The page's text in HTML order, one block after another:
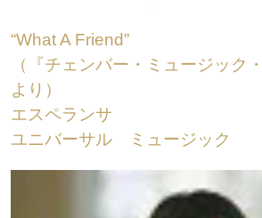
“What A Friend”
（『チェンバー・ミュージック
より）
エスペランサ
ユニバーサル ミュージック